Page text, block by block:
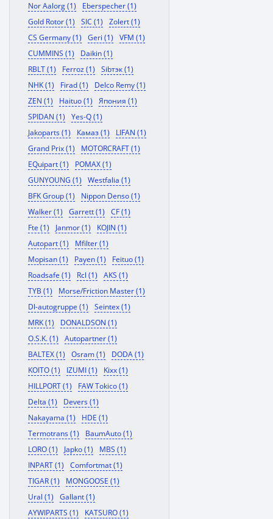
Nor Aalorg (1)
Eberspecher (1)
Gold Rotor (1)
SIC (1)
Zolert (1)
CS Germany (1)
Geri (1)
VFM (1)
CUMMINS (1)
Daikin (1)
RBLT (1)
Ferroz (1)
Sibтэк (1)
NHK (1)
Firad (1)
Delco Remy (1)
ZEN (1)
Haituo (1)
Япония (1)
SPIDAN (1)
Yes-Q (1)
Jakoparts (1)
Камаз (1)
LIFAN (1)
Grand Prix (1)
MOTORCRAFT (1)
EQuipart (1)
POMAX (1)
GUNYOUNG (1)
Westfalia (1)
BFK Group (1)
Nippon Denso (1)
Walker (1)
Garrett (1)
CF (1)
Fte (1)
Janmor (1)
KOJIN (1)
Autopart (1)
Mfilter (1)
Mopisan (1)
Payen (1)
Feituo (1)
Roadsafe (1)
Rcl (1)
AKS (1)
TYB (1)
Morse/Friction Master (1)
Dl-autogruppe (1)
Seintex (1)
MRK (1)
DONALDSON (1)
O.S.K. (1)
Autopartner (1)
BALTEX (1)
Osram (1)
DODA (1)
KOITO (1)
IZUMI (1)
Kixx (1)
HILLPORT (1)
FAW Tokico (1)
Delta (1)
Devers (1)
Nakayama (1)
HDE (1)
Termotrans (1)
BaumAuto (1)
LORO (1)
Japko (1)
MBS (1)
INPART (1)
Comfortmat (1)
TIGAR (1)
MONGOOSE (1)
Ural (1)
Gallant (1)
AYWIPARTS (1)
KATSURO (1)